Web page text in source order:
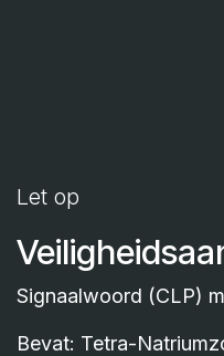
Let op
Signaalwoord (CLP)
Bevat: Tetra-